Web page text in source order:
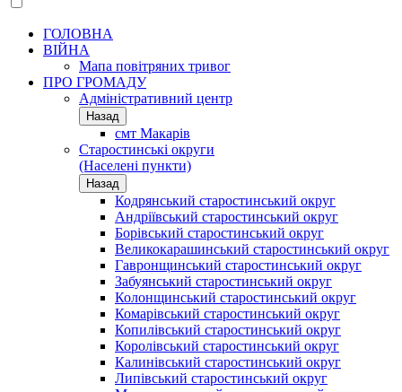
ГОЛОВНА
ВІЙНА
Мапа повітряних тривог
ПРО ГРОМАДУ
Aдміністративний центр
Назад
смт Макарів
Старостинські округи
(Населені пункти)
Назад
Кодрянський старостинський округ
Андріївський старостинський округ
Борівський старостинський округ
Великокарашинський старостинський округ
Гавронщинський старостинський округ
Забуянський старостинський округ
Колонщинський старостинський округ
Комарівський старостинський округ
Копилівський старостинський округ
Королівський старостинський округ
Калинівський старостинський округ
Липівський старостинський округ